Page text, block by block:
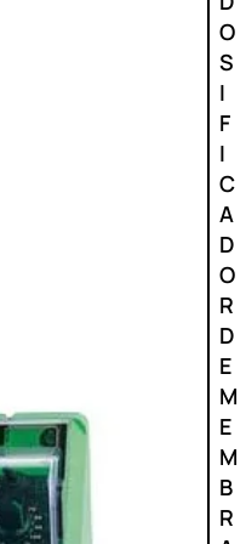
O
S
I
F
I
C
A
D
O
R
D
E
M
E
M
B
R